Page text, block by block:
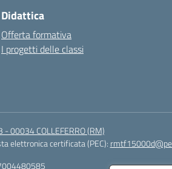
Didattica
Offerta formativa
I progetti delle classi
- 00034 COLLEFERRO (RM)
elettronica certificata (PEC):